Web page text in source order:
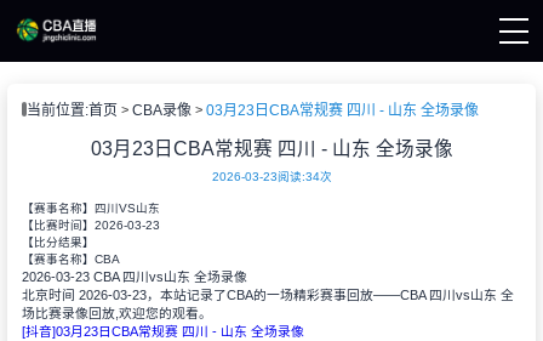
播
当前位置:首页 CBA录像 03月23日CBA常规赛 四川 - 山东 全场录像
03月23日CBA常规赛 四川 - 山东 全场录像
2026-03-23阅读:34次
【赛事名称】 四川VS山东
【比赛时间】 2026-03-23
【比分结果】
【赛事名称】 CBA
2026-03-23 CBA 四川vs山东 全场录像
北京时间 2026-03-23，本站记录了CBA的一场精彩赛事回放——CBA 四川vs山东 全
场比赛录像回放,欢迎您的观看。
[抖音]03月23日CBA常规赛 四川 - 山东 全场录像